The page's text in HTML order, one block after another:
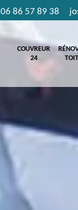
06 86 57 89 38
COUVREUR
24